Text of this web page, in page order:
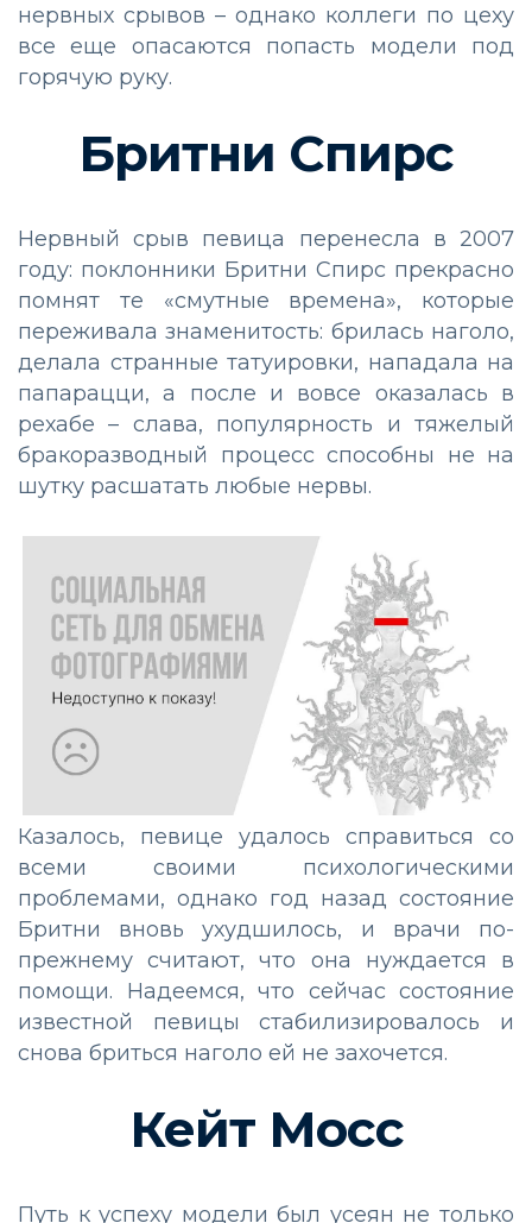
нервных срывов – однако коллеги по цеху
все еще опасаются попасть модели под
горячую руку.
Бритни Спирс
Нервный срыв певица перенесла в 2007
году: поклонники Бритни Спирс прекрасно
помнят те «смутные времена», которые
переживала знаменитость: брилась наголо,
делала странные татуировки, нападала на
папарацци, а после и вовсе оказалась в
рехабе – слава, популярность и тяжелый
бракоразводный процесс способны не на
шутку расшатать любые нервы.
Казалось, певице удалось справиться со
всеми своими психологическими
проблемами, однако год назад состояние
Бритни вновь ухудшилось, и врачи по-
прежнему считают, что она нуждается в
помощи. Надеемся, что сейчас состояние
известной певицы стабилизировалось и
снова бриться наголо ей не захочется.
Кейт Мосс
Путь к успеху модели был усеян не только